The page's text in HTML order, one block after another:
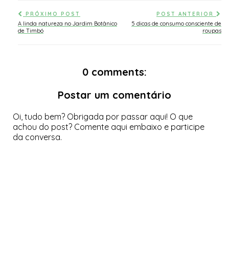
PRÓXIMO POST
A linda natureza no Jardim Botânico
de Timbó
POST ANTERIOR
5 dicas de consumo consciente de
roupas
0 comments:
Postar um comentário
Oi, tudo bem? Obrigada por passar aqui! O que
achou do post? Comente aqui embaixo e participe
da conversa.